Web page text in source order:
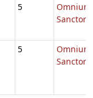
5
Omnium
5
Omnium